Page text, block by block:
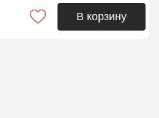
В корзину